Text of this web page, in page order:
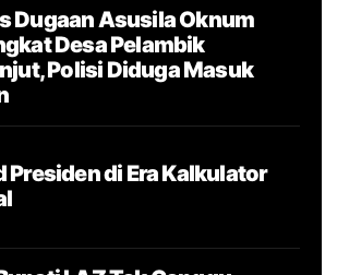
Dugaan Asusila Oknum
Desa Pelambik
Polisi Diduga Masuk
Presiden di Era Kalkulator